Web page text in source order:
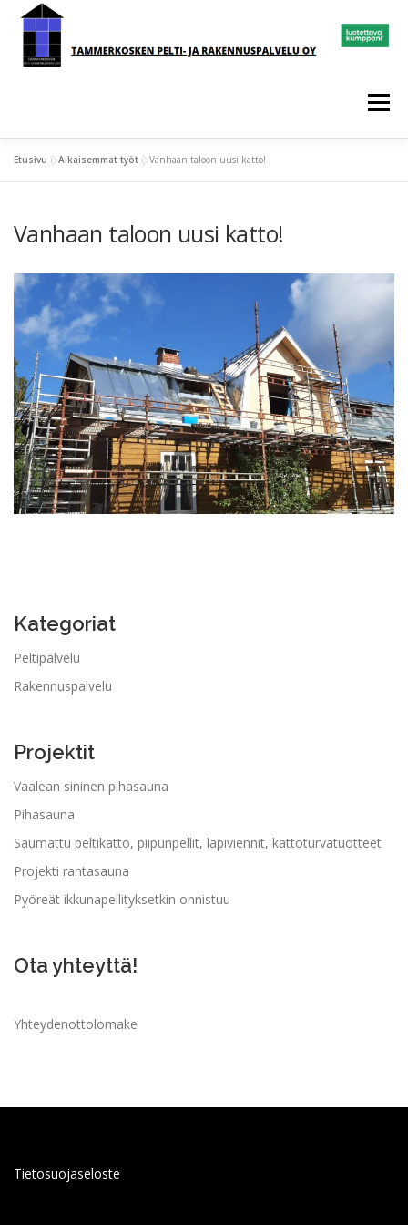
Valikko
YHTEYDENOTTOLOMAKE YHTEYSTIEDOT
Etusivu »Aikaisemmat työt »Vanhaan taloon uusi katto!
Vanhaan taloon uusi katto!
Kategoriat
Peltipalvelu
Rakennuspalvelu
Projektit
Vaalean sininen pihasauna
Pihasauna
Saumattu peltikatto, piipunpellit, läpiviennit, kattoturvatuotteet
Projekti rantasauna
Pyöreät ikkunapellityksetkin onnistuu
Ota yhteyttä!
Yhteydenottolomake
Tietosuojaseloste